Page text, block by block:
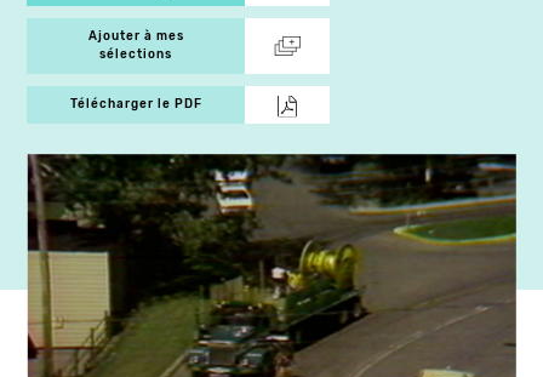
Ajouter à mes
sélections
Télécharger le PDF